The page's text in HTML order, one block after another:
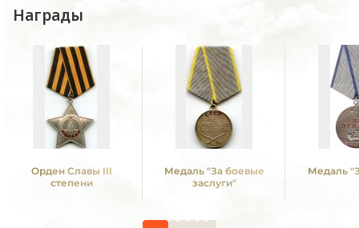
Награды
Орден Славы III
степени
Медаль "За боевые
заслуги"
Медаль